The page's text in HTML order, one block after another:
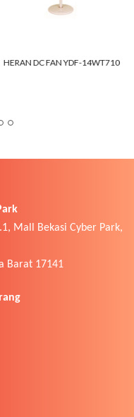
HERAN DC FAN YDF-14WT710
Mall Bekasi Cyber Park,
Barat 17141